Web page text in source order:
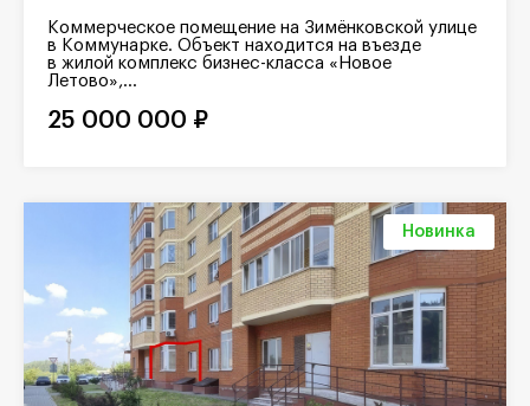
Коммерческое помещение на Зимёнковской улице
в Коммунарке. Объект находится на въезде
в жилой комплекс бизнес-класса «Новое
Летово»,...
25 000 000 ₽
Новинка